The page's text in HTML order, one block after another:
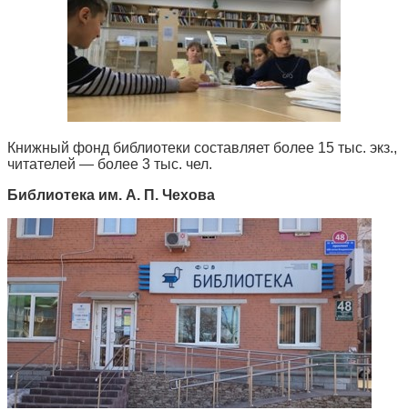
Книжный фонд библиотеки составляет более 15 тыс. экз.,
читателей — более 3 тыс. чел.
Библиотека им. А. П. Чехова